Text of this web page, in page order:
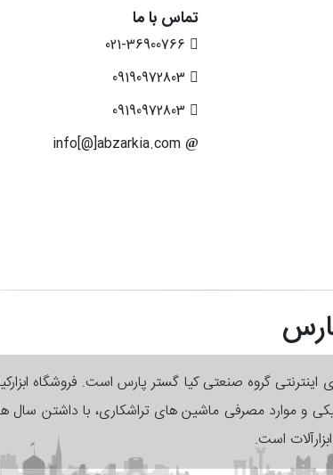
تماس با ما
اینترنتی گروه صنعتی کیا گستر پارس است. فروشگاه
و موارد مصرفی ماشین های تراشکاری، با داشتن
است.